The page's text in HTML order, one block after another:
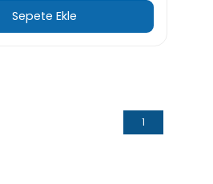
Sepete Ekle
1